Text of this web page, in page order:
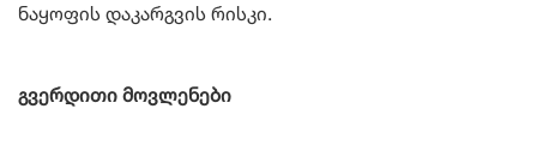
ნაყოფის დაკარგვის რისკი.
გვერდითი მოვლენები